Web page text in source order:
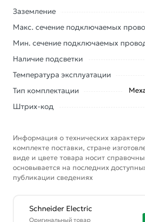
Наши профессиональные
заказ и свяжутся с Вами для
онлайн заказа рекомендуем
описанием, характеристиками и
Данний товар от производителя
соответствует всем стандартам
обязательно).
Заземление
Макс. сечение подключаемых
Мин. сечение подключаемых
Наличие подсветки
Температура эксплуатации
Тип комплектации
Штрих-код
Информация о технических
комплекте поставки, стране
виде и цвете товара носит
основывается на последних
публикации сведениях
Schneider Electric
Оригинальный товар